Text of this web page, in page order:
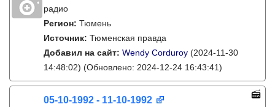
радио
Регион: Тюмень
Источник: Тюменская правда
Добавил на сайт: Wendy Corduroy (2024-11-30
14:48:02) (Обновлено: 2024-12-24 16:43:41)
05-10-1992 - 11-10-1992